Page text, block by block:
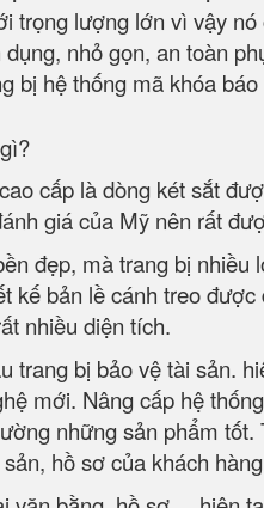
trọng lượng lớn vì vậy
dụng, nhỏ gọn, an toàn
bị hệ thống mã khóa
cấp là dòng két sắt
giá của Mỹ nên rất
đẹp, mà trang bị
kế bản lề cánh treo
nhiều diện tích.
trang bị bảo vệ tài sản.
mới. Nâng cấp hệ
những sản phẩm
hồ sơ của khách